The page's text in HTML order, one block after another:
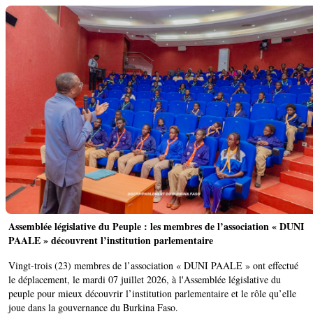
Assemblée législative du Peuple : les membres de l’association « DUNI
PAALE » découvrent l’institution parlementaire
Vingt-trois (23) membres de l’association « DUNI PAALE » ont effectué
le déplacement, le mardi 07 juillet 2026, à l'Assemblée législative du
peuple pour mieux découvrir l’institution parlementaire et le rôle qu’elle
joue dans la gouvernance du Burkina Faso. ‎